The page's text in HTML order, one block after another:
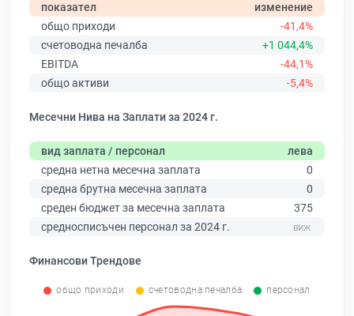
показател
изменение
общо приходи
-41,4%
счетоводна печалба
+1 044,4%
EBITDA
-44,1%
общо активи
-5,4%
Месечни Нива на Заплати за 2024 г.
вид заплата / персонал
лева
средна нетна месечна заплата
0
средна брутна месечна заплата
0
среден бюджет за месечна заплата
375
средносписъчен персонал за 2024 г.
Финансови Трендове
общо приходи счетоводна печалба персонал